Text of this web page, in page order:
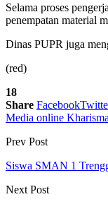
Selama proses
penempatan material
Dinas PUPR juga
(red)
18
Share Facebook
Media online
Prev Post
Siswa SMAN 1
Next Post